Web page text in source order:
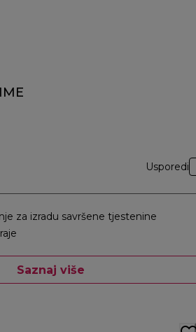
Usporedi
za izradu savršene tjestenine
Saznaj više